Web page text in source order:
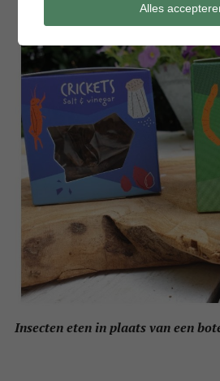
Insecten eten in plaats van een
Alles